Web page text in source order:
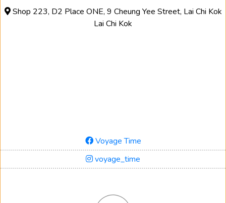
Shop 223, D2 Place ONE, 9 Cheung Yee Street, Lai Chi Kok
Lai Chi Kok
Voyage Time
voyage_time